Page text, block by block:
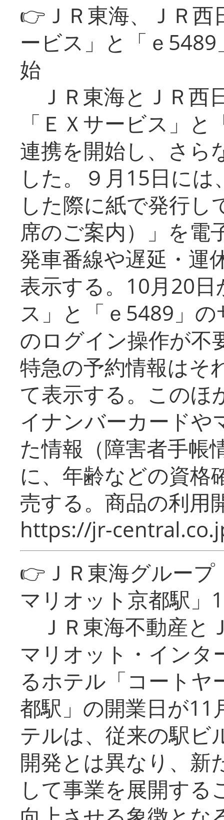
👉ＪＲ東海、ＪＲ
ービス」と「ｅ
始
ＪＲ東海とＪＲ西
「ＥＸサービス」
連携を開始し、さら
した。９月15日に
した際に紙で発行し
席のご案内）」を電
発車番線や遅延・運
表示する。10月20
ス」と「ｅ5489」
のログイン操作が不
特急の予約情報はそ
て表示する。このほ
イナンバーカードや
た情報（障害者手帳
に、年齢などの資格
売する。商品の利用
https://jr-
👉ＪＲ東海グルー
マリオット京都駅」
ＪＲ東海不動産と
マリオット・インタ
るホテル「コートヤ
都駅」の開業日が11
テルは、従来の駅ビ
開発とは異なり、新
して事業を展開する